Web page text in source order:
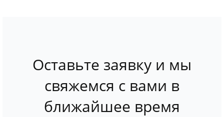
Оставьте заявку и мы
свяжемся с вами в
ближайшее время